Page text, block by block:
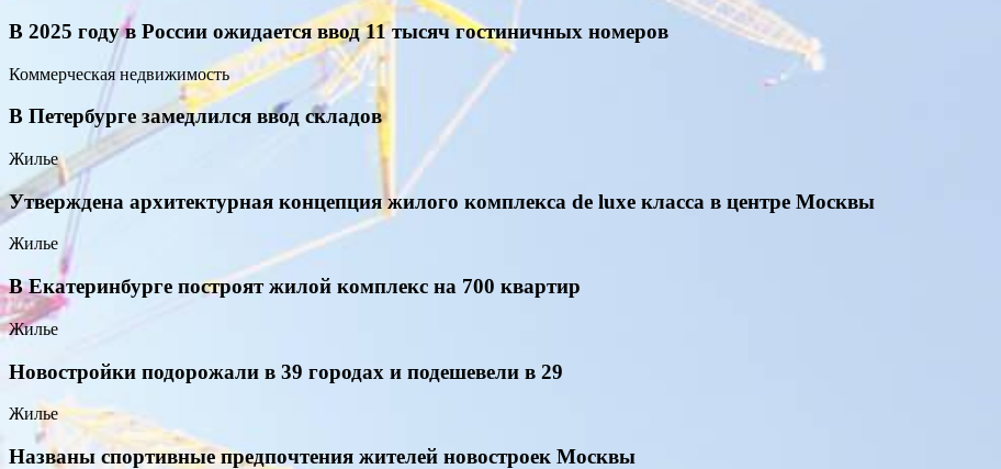
В 2025 году в России ожидается ввод 11 тысяч гостиничных номеров
Коммерческая недвижимость
В Петербурге замедлился ввод складов
Жилье
Утверждена архитектурная концепция жилого комплекса de luxe класса в центре Москвы
Жилье
В Екатеринбурге построят жилой комплекс на 700 квартир
Жилье
Новостройки подорожали в 39 городах и подешевели в 29
Жилье
Названы спортивные предпочтения жителей новостроек Москвы